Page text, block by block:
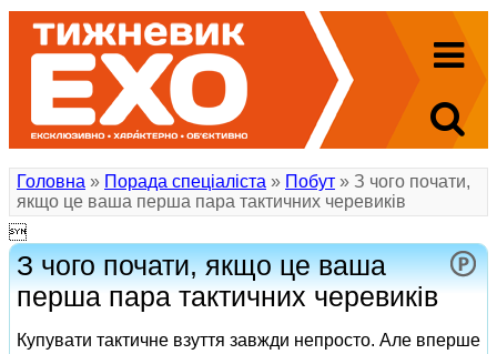
Головна » Порада спеціаліста » Побут » З чого почати,
якщо це ваша перша пара тактичних черевиків

З чого почати, якщо це ваша
перша пара тактичних черевиків
Купувати тактичне взуття завжди непросто. Але вперше